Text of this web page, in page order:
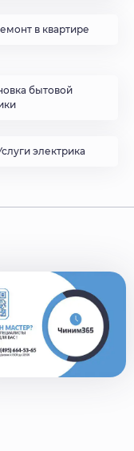
в квартире
бытовой
электрика